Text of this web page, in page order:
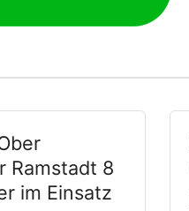
Ramstadt 8
im Einsatz